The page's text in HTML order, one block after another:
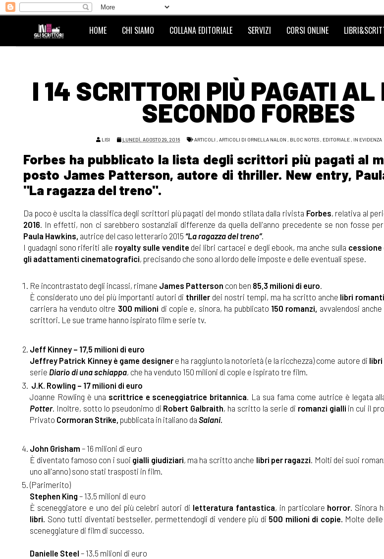
HOME CHI SIAMO COLLANA EDITORIALE SERVIZI CORSI ONLINE
I 14 SCRITTORI PIÙ PAGATI AL
SECONDO FORBES
LISI LUNEDÌ, AGOSTO 29, 2016 ARTICOLI ,ARTICOLI DI ORNELLA NALON , BLOC NOTES , EDITORIALE , IN EVIDENZA
Forbes ha pubblicato la lista degli scrittori più pagati al
posto James Patterson, autore di thriller. New entry,
"La ragazza del treno".
Da poco è uscita la classifica degli scrittori più pagati del mondo stilata dalla rivista Forbes, relativa al
2016. In effetti, non ci sarebbero sostanziali differenze da quella dell'anno precedente se non fosse
Paula Hawkins, autrice del caso letterario 2015 “La ragazza del treno”.
I guadagni sono riferiti alle royalty sulle vendite dei libri cartacei e degli ebook, ma anche sulla
gli adattamenti cinematografici, precisando che sono al lordo delle imposte e delle eventuali spese.
Re incontrastato degli incassi, rimane James Patterson con ben 85,3 milioni di euro.
È considerato uno dei più importanti autori di thriller dei nostri tempi, ma ha scritto anche libri
carriera ha venduto oltre 300 milioni di copie e, sinora, ha pubblicato 150 romanzi, avvalendosi
scrittori. Le sue trame hanno ispirato film e serie tv.
Jeff Kinney – 17,5 milioni di euro
Jeffrey Patrick Kinney è game designere ha raggiunto la notorietà (e la ricchezza) come autore di libri
serie Diario di una schiappa, che ha venduto 150 milioni di copie e ispirato tre film.
J.K. Rowling – 17 milioni di euro
Joanne Rowling è una scrittrice e sceneggiatrice britannica . La sua fama come autrice è legata
Potter. Inoltre, sotto lo pseudonimo di Robert Galbraith, ha scritto la serie di romanzi gialli in cui il
Privato Cormoran Strike, pubblicata in italiano daSalani
John Grisham– 16 milioni di euro
È diventato famoso con i suoi gialli giudiziari, ma ha scritto anche libri per ragazzi. Molti dei suoi
uno all'anno) sono stati trasposti in film.
(Parimerito)
Stephen King– 13,5 milioni di euro
È sceneggiatore e uno dei più celebri autori di letteratura fantastica, in particolare horror. Sinora
libri. Sono tutti diventati bestseller, permettendogli di vendere più di 500 milioni di copie. Molte
sceneggiature di film di successo.
Danielle Steel– 13,5 milioni di euro